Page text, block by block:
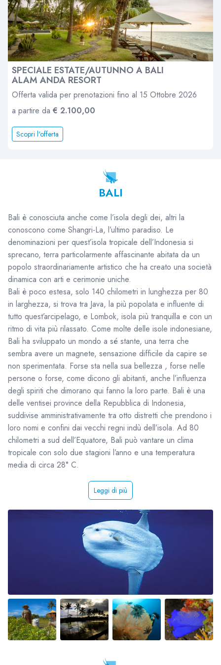
SPECIALE ESTATE/AUTUNNO A BALI
ALAM ANDA RESORT
Offerta valida per prenotazioni fino al 15 Ottobre 2026
a partire da € 2.100,00
Scopri l'offerta
BALI
Bali è conosciuta anche come l’isola degli dei, altri la
conoscono come Shangri-La, l’ultimo paradiso. Le
denominazioni per quest’isola tropicale dell’Indonesia si
sprecano, terra particolarmente affascinante abitata da un
popolo straordinariamente artistico che ha creato una società
dinamica con arti e cerimonie uniche.
Bali è poco estesa, solo 140 chilometri in lunghezza per 80
in larghezza, si trova tra Java, la più popolata e influente di
tutto quest’arcipelago, e Lombok, isola più tranquilla e con un
ritmo di vita più rilassato. Come molte delle isole indonesiane,
Bali ha sviluppato un mondo a sé stante, una terra che
sembra avere un magnete, sensazione difficile da capire se
non sperimentata. Forse sta nella sua bellezza , forse nelle
persone o forse, come dicono gli abitanti, anche l’influenza
degli spiriti che dimorano qui fanno la loro parte. Bali è una
delle ventisei province della Repubblica di Indonesia,
suddivise amministrativamente tra otto distretti che prendono i
loro nomi e confini dai vecchi regni indù dell’isola. Ad 80
chilometri a sud dell’Equatore, Bali può vantare un clima
tropicale con solo due stagioni l’anno e una temperatura
media di circa 28° C.
Leggi di più